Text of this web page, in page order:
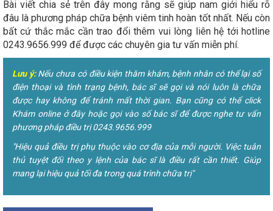
Bài viết chia sẻ trên đây mong rằng sẽ giúp nam giới hiểu rõ
đâu là phương pháp chữa bệnh viêm tinh hoàn tốt nhất. Nếu còn
bất cứ thắc mắc cần trao đổi thêm vui lòng liên hệ tới hotline
0243.9656.999 để được các chuyên gia tư vấn miễn phí.
Lưu ý:Nếu chưa có điều kiện thăm khám, bệnh nhân có thể lại số
điện thoại và tình trạng bệnh, bác sĩ sẽ gọi và nói luôn là chữa
được hay không để tránh mất thời gian. Bạn cũng có thể click
Khám online ở đây hoặc gọi vào số bác sĩ để được nghe tư vấn
phương pháp điều trị 0243.9656.999
"Hiệu quả điều trị phụ thuộc vào cơ địa của mỗi người. Việc tuân
thủ tuyệt đối theo y lệnh của bác sĩ là điều rất cần thiết. Giúp
mang lại hiệu quả tối đa trong quá trình chữa trị"